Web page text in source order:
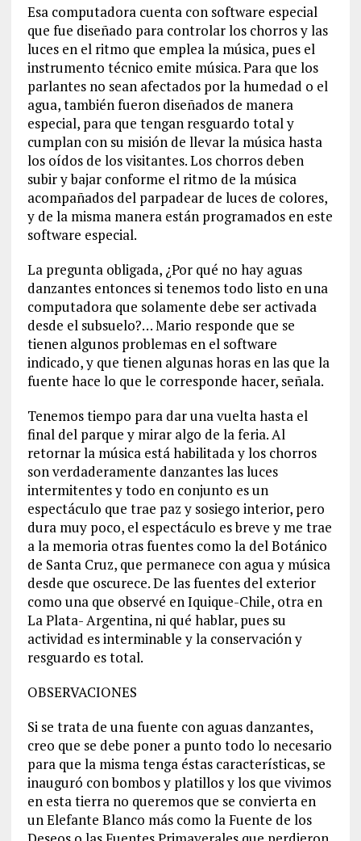
Esa computadora cuenta con software especial
que fue diseñado para controlar los chorros y las
luces en el ritmo que emplea la música, pues el
instrumento técnico emite música. Para que los
parlantes no sean afectados por la humedad o el
agua, también fueron diseñados de manera
especial, para que tengan resguardo total y
cumplan con su misión de llevar la música hasta
los oídos de los visitantes. Los chorros deben
subir y bajar conforme el ritmo de la música
acompañados del parpadear de luces de colores,
y de la misma manera están programados en este
software especial.
La pregunta obligada, ¿Por qué no hay aguas
danzantes entonces si tenemos todo listo en una
computadora que solamente debe ser activada
desde el subsuelo?… Mario responde que se
tienen algunos problemas en el software
indicado, y que tienen algunas horas en las que la
fuente hace lo que le corresponde hacer, señala.
Tenemos tiempo para dar una vuelta hasta el
final del parque y mirar algo de la feria. Al
retornar la música está habilitada y los chorros
son verdaderamente danzantes las luces
intermitentes y todo en conjunto es un
espectáculo que trae paz y sosiego interior, pero
dura muy poco, el espectáculo es breve y me trae
a la memoria otras fuentes como la del Botánico
de Santa Cruz, que permanece con agua y música
desde que oscurece. De las fuentes del exterior
como una que observé en Iquique-Chile, otra en
La Plata- Argentina, ni qué hablar, pues su
actividad es interminable y la conservación y
resguardo es total.
OBSERVACIONES
Si se trata de una fuente con aguas danzantes,
creo que se debe poner a punto todo lo necesario
para que la misma tenga éstas características, se
inauguró con bombos y platillos y los que vivimos
en esta tierra no queremos que se convierta en
un Elefante Blanco más como la Fuente de los